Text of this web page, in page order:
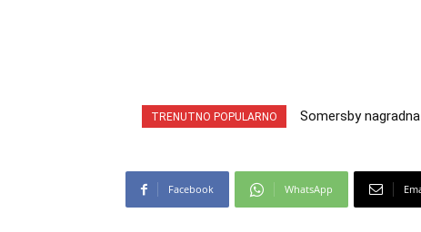
TRENUTNO POPULARNO
Somersby nagradna
INA nagradna igra
Facebook WhatsApp